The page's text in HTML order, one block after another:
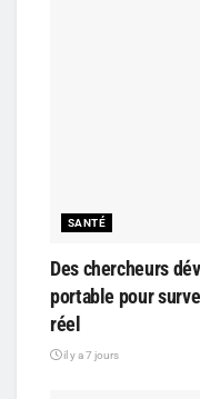
SANTÉ
Des chercheurs
portable pour
réel
il y a 7 jours